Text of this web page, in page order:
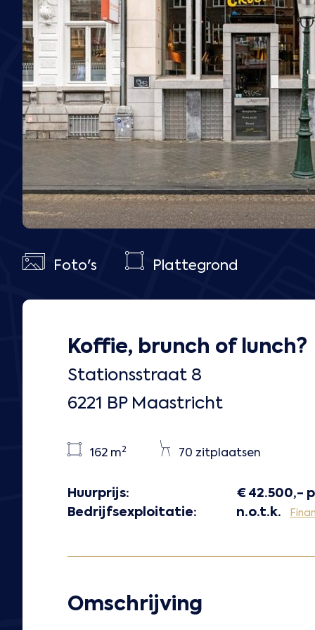
Foto's Plattegrond
Koffie, brunch of lunch?
Stationsstraat 8
6221 BP Maastricht
162 m2 70 zitplaatsen
Huurprijs:
€ 42.500,-
Bedrijfsexploitatie:
n.o.t.k.
Omschrijving